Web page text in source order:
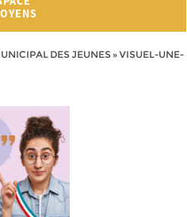
DES JEUNES»VISUEL-UNE-